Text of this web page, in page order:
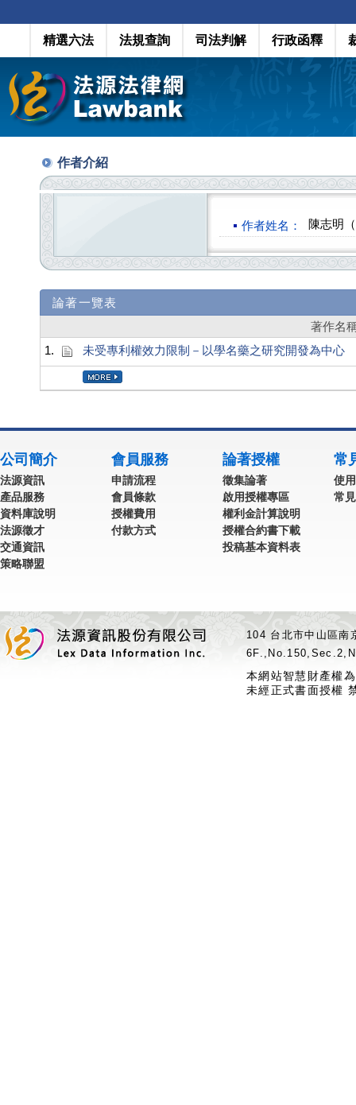
精選六法 法規查詢 司法判解 行政函釋
作者介紹
作者姓名： 陳志明
論著一覽表
著作名
1.
未受專利權效力限制－以學名藥之研究開發為中心
公司簡介
法源資訊
產品服務
資料庫說明
法源徵才
交通資訊
策略聯盟
會員服務
申請流程
會員條款
授權費用
付款方式
論著授權
徵集論著
啟用授權專區
權利金計算說明
授權合約書下載
投稿基本資料表
常
使
常
104 台北市中山區
本網站智慧財產權
未經正式書面授權